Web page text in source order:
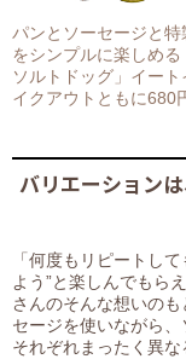
パンとソーセージと特
をシンプルに楽しめる
ソルトドッグ」イート
イクアウトともに680
バリエーション
「何度もリピートし
よう”と楽しんでもら
さんのそんな想いの
セージを使いながら、
それぞれまったく異な